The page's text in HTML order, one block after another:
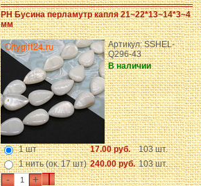
PH Бусина перламутр капля 21~22*13~14*3~4
мм
Артикул: SSHEL-
Q296-43
В наличии
1 шт 17.00 руб.
103 шт.
1 нить (ок. 17 шт) 240.00 руб. 103 шт.
- +